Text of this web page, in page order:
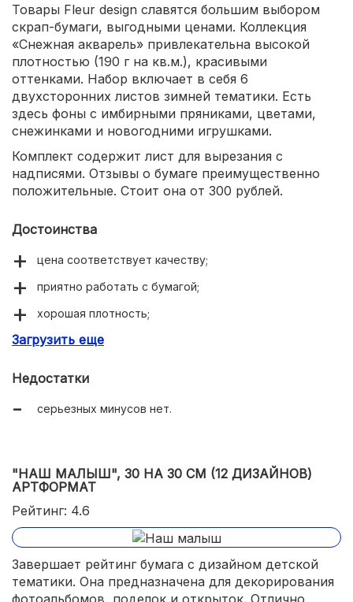
Товары Fleur design славятся большим выбором
скрап-бумаги, выгодными ценами. Коллекция
«Снежная акварель» привлекательна высокой
плотностью (190 г на кв.м.), красивыми
оттенками. Набор включает в себя 6
двухсторонних листов зимней тематики. Есть
здесь фоны с имбирными пряниками, цветами,
снежинками и новогодними игрушками.
Комплект содержит лист для вырезания с
надписями. Отзывы о бумаге преимущественно
положительные. Стоит она от 300 рублей.
Достоинства
цена соответствует качеству;
приятно работать с бумагой;
хорошая плотность;
нежная коллекция;
Загрузить еще
Недостатки
серьезных минусов нет.
"НАШ МАЛЫШ", 30 НА 30 СМ (12 ДИЗАЙНОВ)
АРТФОРМАТ
Рейтинг: 4.6
Завершает рейтинг бумага с дизайном детской
тематики. Она предназначена для декорирования
фотоальбомов, поделок и открыток. Отлично